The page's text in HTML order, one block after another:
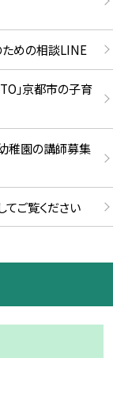
めの相談LINE
」京都市の子育
稚園の講師募集
てご覧ください